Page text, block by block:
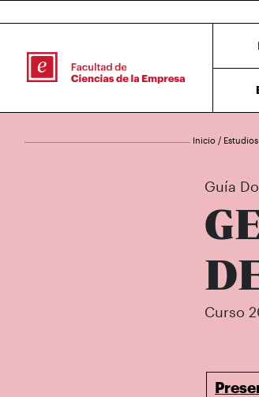
Inicio / Estudios
Guía
Curso